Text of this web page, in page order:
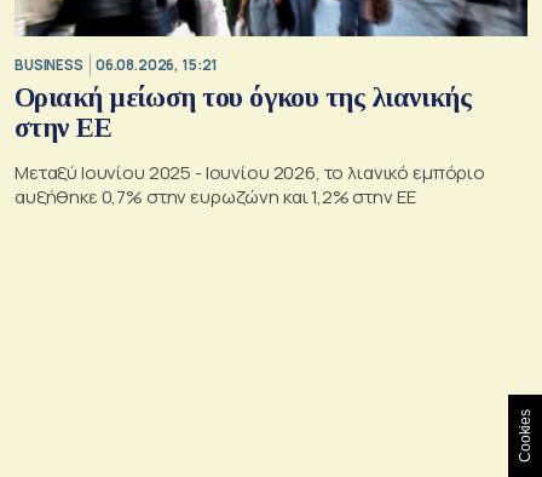
BUSINESS 06.08.2026, 15:21
Οριακή μείωση του όγκου της λιανικής
στην ΕΕ
Μεταξύ Ιουνίου 2025 - Ιουνίου 2026, το λιανικό εμπόριο
αυξήθηκε 0,7% στην ευρωζώνη και 1,2% στην ΕΕ
Cookies